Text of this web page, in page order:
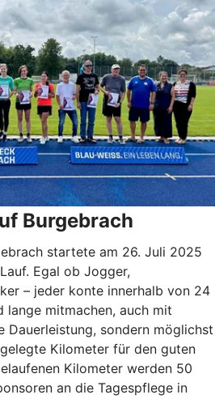
Burgebrach
startete am 26. Juli 2025
Egal ob Jogger,
– jeder konte innerhalb von 24
lange mitmachen, auch mit
Dauerleistung, sondern möglichst
Kilometer für den guten
Kilometer werden 50
an die Tagespflege in